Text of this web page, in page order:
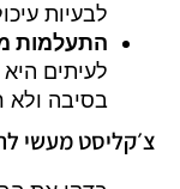
לבעיות
התעלמות
לעיתים
בסיבה ולא
צ׳קליסט מעשי